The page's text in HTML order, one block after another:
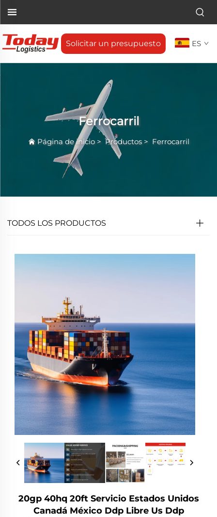
Solicitar un presupuesto ES
Ferrocarril
Página de inicio>Productos> Ferrocarril
TODOS LOS PRODUCTOS
20gp 40hq 20ft Servicio Estados Unidos
Canadá México Ddp Libre Us Ddp